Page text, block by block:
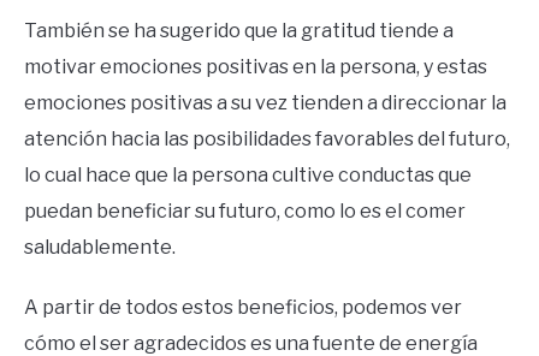
También se ha sugerido que la gratitud tiende a
motivar emociones positivas en la persona, y estas
emociones positivas a su vez tienden a direccionar la
atención hacia las posibilidades favorables del futuro,
lo cual hace que la persona cultive conductas que
puedan beneficiar su futuro, como lo es el comer
saludablemente.
A partir de todos estos beneficios, podemos ver
cómo el ser agradecidos es una fuente de energía